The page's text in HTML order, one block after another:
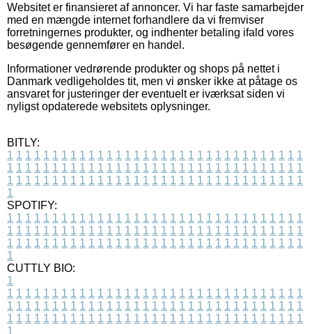
Websitet er finansieret af annoncer. Vi har faste samarbejder
med en mængde internet forhandlere da vi fremviser
forretningernes produkter, og indhenter betaling ifald vores
besøgende gennemfører en handel.
Informationer vedrørende produkter og shops på nettet i
Danmark vedligeholdes tit, men vi ønsker ikke at påtage os
ansvaret for justeringer der eventuelt er iværksat siden vi
nyligst opdaterede websitets oplysninger.
BITLY:
1 1 1 1 1 1 1 1 1 1 1 1 1 1 1 1 1 1 1 1 1 1 1 1 1 1 1 1 1 1 1 1 1
1 1 1 1 1 1 1 1 1 1 1 1 1 1 1 1 1 1 1 1 1 1 1 1 1 1 1 1 1 1 1 1 1
1 1 1 1 1 1 1 1 1 1 1 1 1 1 1 1 1 1 1 1 1 1 1 1 1 1 1 1 1 1 1 1 1
1
SPOTIFY:
1 1 1 1 1 1 1 1 1 1 1 1 1 1 1 1 1 1 1 1 1 1 1 1 1 1 1 1 1 1 1 1 1
1 1 1 1 1 1 1 1 1 1 1 1 1 1 1 1 1 1 1 1 1 1 1 1 1 1 1 1 1 1 1 1 1
1 1 1 1 1 1 1 1 1 1 1 1 1 1 1 1 1 1 1 1 1 1 1 1 1 1 1 1 1 1 1 1 1
1
CUTTLY BIO:
1
1 1 1 1 1 1 1 1 1 1 1 1 1 1 1 1 1 1 1 1 1 1 1 1 1 1 1 1 1 1 1 1 1
1 1 1 1 1 1 1 1 1 1 1 1 1 1 1 1 1 1 1 1 1 1 1 1 1 1 1 1 1 1 1 1 1
1 1 1 1 1 1 1 1 1 1 1 1 1 1 1 1 1 1 1 1 1 1 1 1 1 1 1 1 1 1 1 1 1
1